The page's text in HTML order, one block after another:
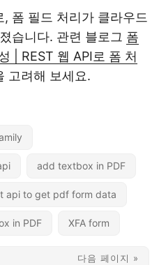
폼 필드 처리가 클라우드
습니다. 관련 블로그 폼
| REST 웹 API로 폼 처
고려해 보세요.
add textbox in PDF
api to get pdf form data
in PDF XFA form
다음 페이지 »